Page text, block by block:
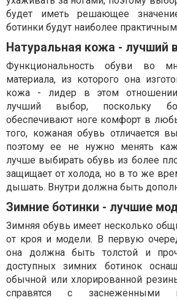
будет иметь решающее
ботинки будут наиболее
Натуральная кожа - лучший
Функциональность обуви во
материала, из которого она
кожа - лидер в этом
лучший выбор, поскольку
обеспечивают ноге комфорт в
того, кожаная обувь отличается
поэтому ее не нужно менять
лучше выбирать обувь из более
защищает от холода, но в то же
дышать. Внутри должна быть
Зимние ботинки - лучшие
Зимняя обувь имеет несколько
от кроя и модели. В первую
она должна быть толстой и
доступных зимних ботинок
обычной или хлорированной
справятся с заснеженными